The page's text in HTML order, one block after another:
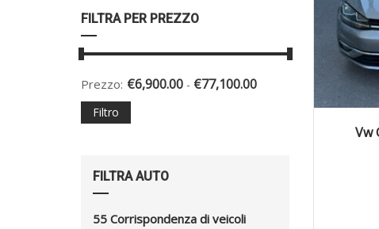
FILTRA PER PREZZO
Prezzo: €6,900.00 - €77,100.00
Filtro
FILTRA AUTO
55 Corrispondenza di veicoli
2019
Vw